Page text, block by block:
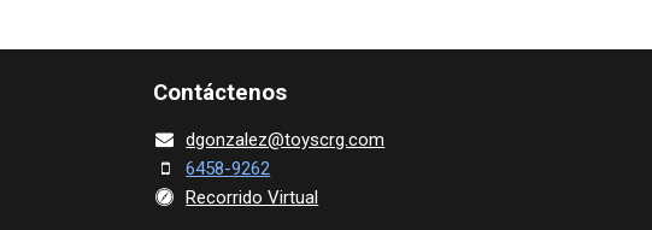
Contácte​nos
dgonza​lez@toy​scrg.c​o​m
6458-9262
Recorrido Virtual